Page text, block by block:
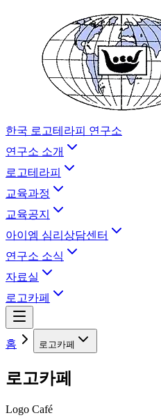
한국 로고테라피 연구소
연구소 소개
로고테라피
교육과정
교육공지
아이엠 심리상담센터
연구소 소식
자료실
로고카페
홈 로고카페
로고카페
Logo Café